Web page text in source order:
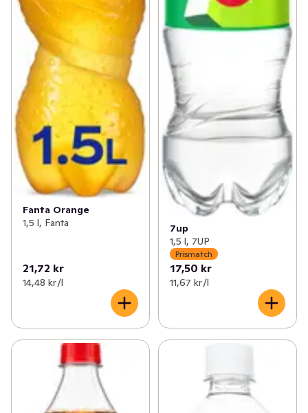
Fanta Orange
1,5 l, Fanta
21,72 kr
14,48 kr /l
7up
1,5 l, 7UP
Prismatch
17,50 kr
11,67 kr /l